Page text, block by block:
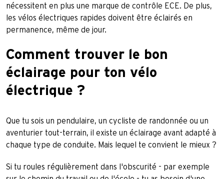
nécessitent en plus une marque de contrôle ECE. De plus,
les vélos électriques rapides doivent être éclairés en
permanence, même de jour.
Comment trouver le bon
éclairage pour ton vélo
électrique ?
Que tu sois un pendulaire, un cycliste de randonnée ou un
aventurier tout-terrain, il existe un éclairage avant adapté à
chaque type de conduite. Mais lequel te convient le mieux ?
Si tu roules régulièrement dans l'obscurité - par exemple